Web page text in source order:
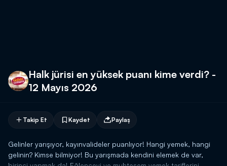
Halk jürisi en yüksek puanı kime verdi? -
12 Mayıs 2026
Takip Et Kaydet Paylaş
Gelinler yarışıyor, kayınvalideler puanlıyor! Hangi yemek, hangi
gelinin? Kimse bilmiyor! Bu yarışmada kendini elemek de var,